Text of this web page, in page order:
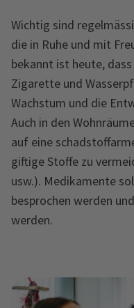
Wichtig sind
die in Ruhe und mit
bekannt ist heute,
Zigarette und
Wachstum und die
Auch in den
auf eine
giftige Stoffe zu
usw.). Medikamente
besprochen werden
werden.